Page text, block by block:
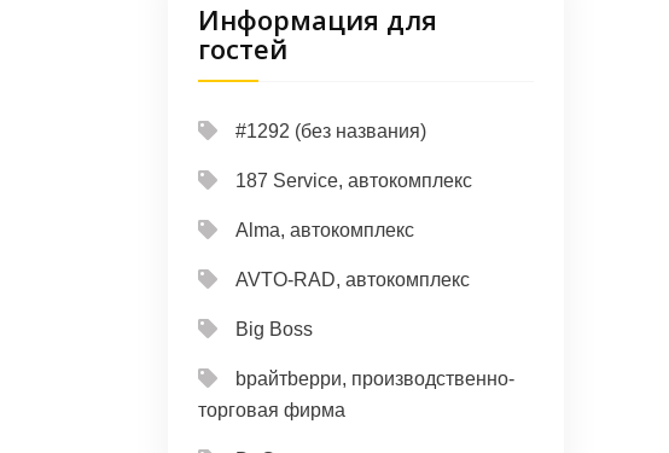
Информация для
гостей
#1292 (без названия)
187 Service, автокомплекс
Alma, автокомплекс
AVTO-RAD, автокомплекс
Big Boss
bрайтbерри, производственно-
торговая фирма